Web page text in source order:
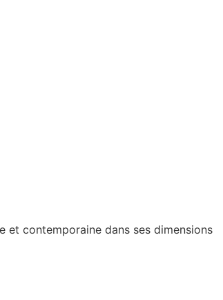
et contemporaine dans ses dimensions